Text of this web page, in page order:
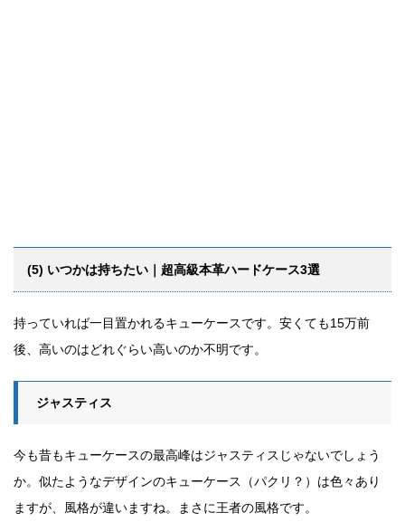
(5) いつかは持ちたい｜超高級本革ハードケース3選
持っていれば一目置かれるキューケースです。安くても15万前
後、高いのはどれぐらい高いのか不明です。
ジャスティス
今も昔もキューケースの最高峰はジャスティスじゃないでしょう
か。似たようなデザインのキューケース（パクリ？）は色々あり
ますが、風格が違いますね。まさに王者の風格です。